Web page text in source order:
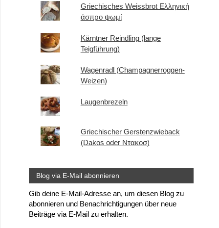
Griechisches Weissbrot Ελληνική
άσπρο ψωμί
Kärntner Reindling (lange
Teigführung)
Wagenradl (Champagnerroggen-
Weizen)
Laugenbrezeln
Griechischer Gerstenzwieback
(Dakos oder Ντακοσ)
Blog via E-Mail abonnieren
Gib deine E-Mail-Adresse an, um diesen Blog zu
abonnieren und Benachrichtigungen über neue
Beiträge via E-Mail zu erhalten.